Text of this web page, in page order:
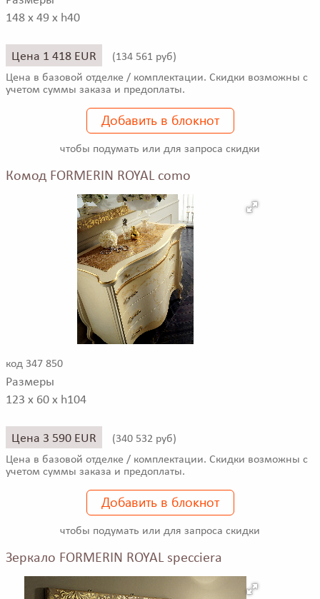
148 x 49 x h40
Цена 1 418 EUR (134 561 руб)
Цена в базовой отделке / комплектации. Скидки возможны с
учетом суммы заказа и предоплаты.
Добавить в блокнот
чтобы подумать или для запроса скидки
Комод FORMERIN ROYAL como
код 347 850
Размеры
123 x 60 x h104
Цена 3 590 EUR (340 532 руб)
Цена в базовой отделке / комплектации. Скидки возможны с
учетом суммы заказа и предоплаты.
Добавить в блокнот
чтобы подумать или для запроса скидки
Зеркало FORMERIN ROYAL specciera